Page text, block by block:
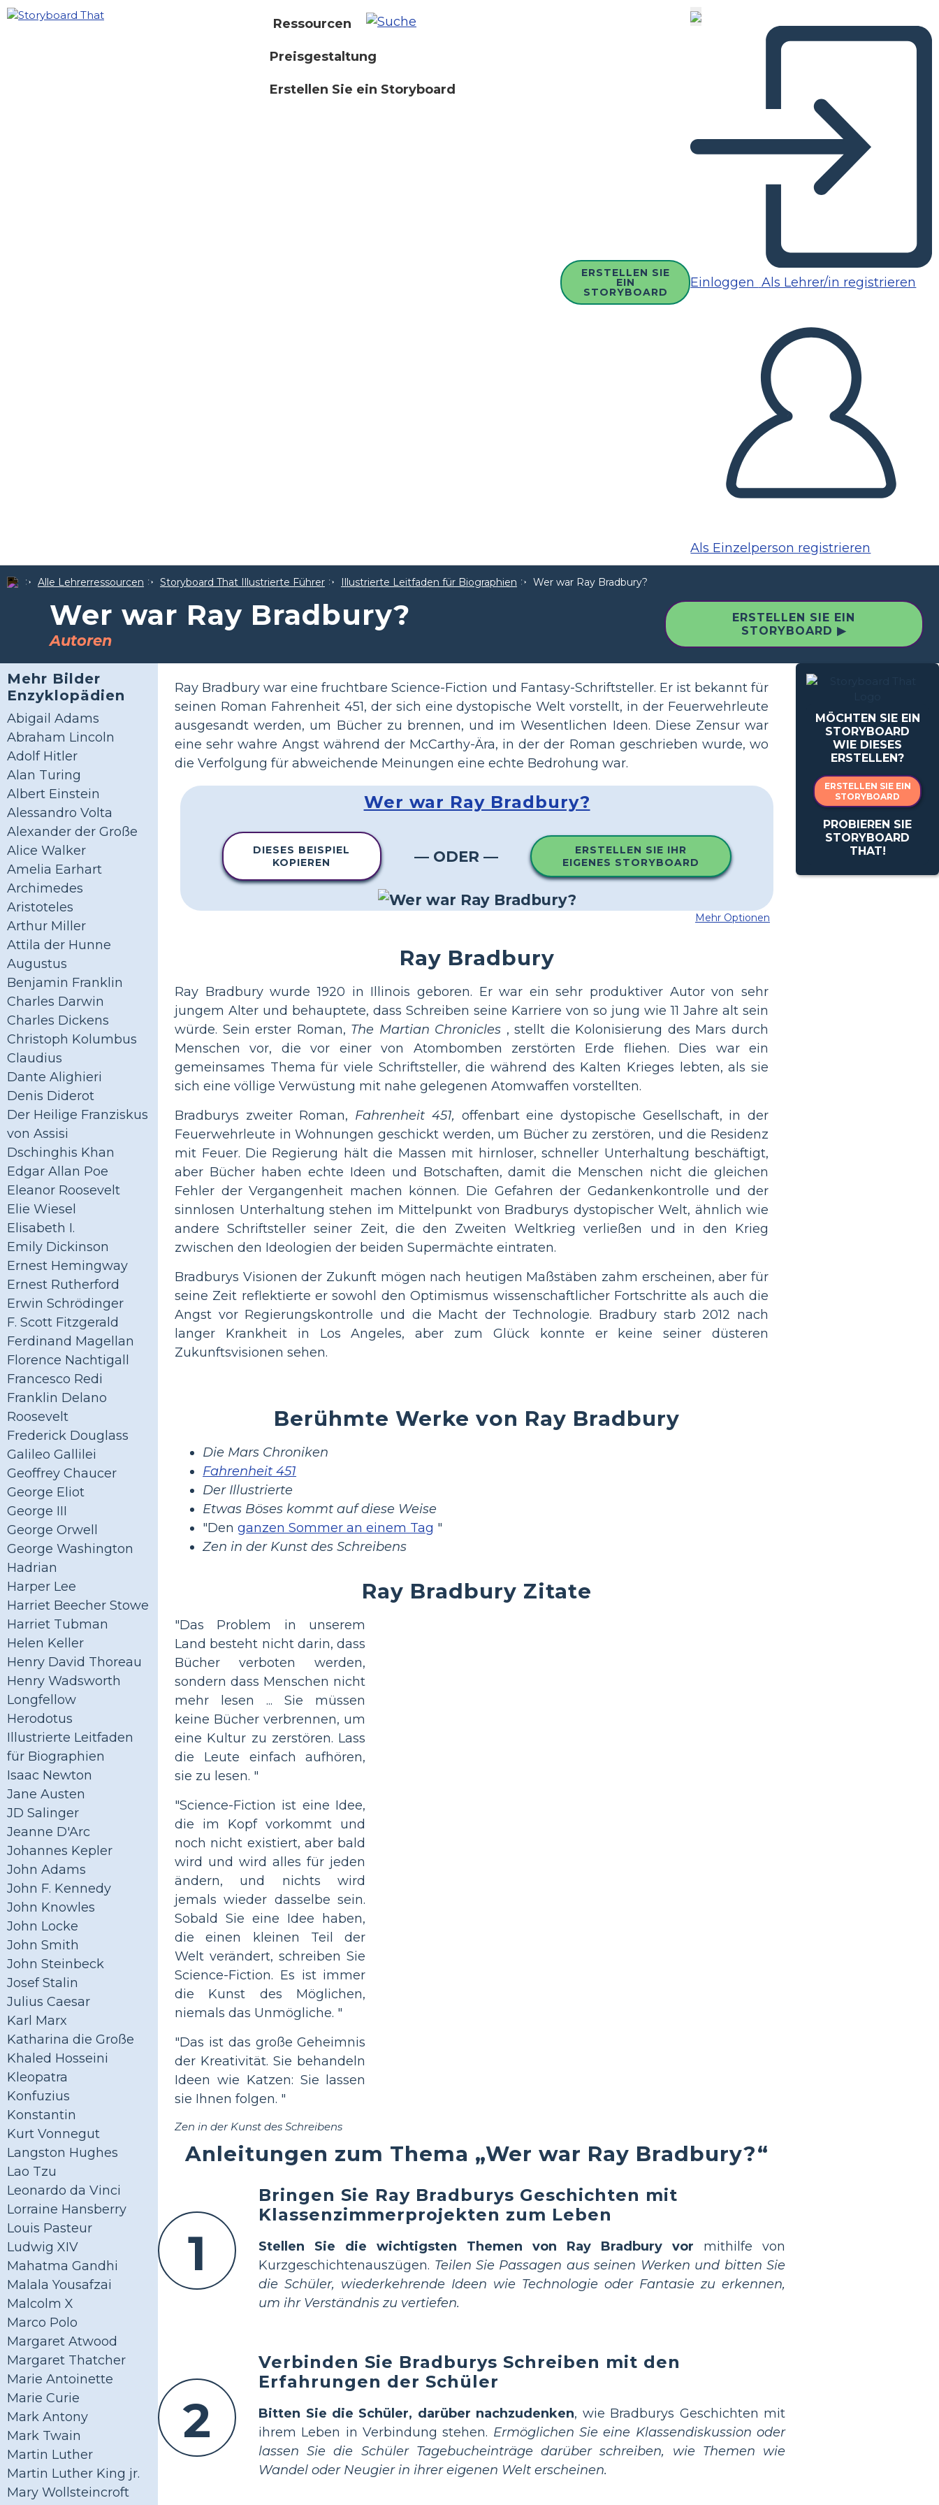
Ressourcen
Preisgestaltung
Erstellen Sie ein Storyboard
ERSTELLEN SIE
EIN
STORYBOARD
Einloggen Als Lehrer/in registrieren
Als Einzelperson registrieren
Alle Lehrerressourcen Storyboard That Illustrierte Führer Illustrierte Leitfaden für Biographien Wer war Ray Bradbury?
Wer war Ray Bradbury?
Autoren
ERSTELLEN SIE EIN
STORYBOARD ▶
Mehr Bilder
Enzyklopädien
Abigail Adams
Abraham Lincoln
Adolf Hitler
Alan Turing
Albert Einstein
Alessandro Volta
Alexander der Große
Alice Walker
Amelia Earhart
Archimedes
Aristoteles
Arthur Miller
Attila der Hunne
Augustus
Benjamin Franklin
Charles Darwin
Charles Dickens
Christoph Kolumbus
Claudius
Dante Alighieri
Denis Diderot
Der Heilige Franziskus
von Assisi
Dschinghis Khan
Edgar Allan Poe
Eleanor Roosevelt
Elie Wiesel
Elisabeth I.
Emily Dickinson
Ernest Hemingway
Ernest Rutherford
Erwin Schrödinger
F. Scott Fitzgerald
Ferdinand Magellan
Florence Nachtigall
Francesco Redi
Franklin Delano
Roosevelt
Frederick Douglass
Galileo Gallilei
Geoffrey Chaucer
George Eliot
George III
George Orwell
George Washington
Hadrian
Harper Lee
Harriet Beecher Stowe
Harriet Tubman
Helen Keller
Henry David Thoreau
Henry Wadsworth
Longfellow
Herodotus
Illustrierte Leitfaden
für Biographien
Isaac Newton
Jane Austen
JD Salinger
Jeanne D'Arc
Johannes Kepler
John Adams
John F. Kennedy
John Knowles
John Locke
John Smith
John Steinbeck
Josef Stalin
Julius Caesar
Karl Marx
Katharina die Große
Khaled Hosseini
Kleopatra
Konfuzius
Konstantin
Kurt Vonnegut
Langston Hughes
Lao Tzu
Leonardo da Vinci
Lorraine Hansberry
Louis Pasteur
Ludwig XIV
Mahatma Gandhi
Malala Yousafzai
Malcolm X
Marco Polo
Margaret Atwood
Margaret Thatcher
Marie Antoinette
Marie Curie
Mark Antony
Mark Twain
Martin Luther
Martin Luther King jr.
Mary Wollsteincroft
MÖCHTEN SIE EIN
STORYBOARD
WIE DIESES
ERSTELLEN?
ERSTELLEN SIE EIN
STORYBOARD
PROBIEREN SIE
STORYBOARD
THAT!
Ray Bradbury war eine fruchtbare Science-Fiction und Fantasy-Schriftsteller. Er ist bekannt für
seinen Roman Fahrenheit 451, der sich eine dystopische Welt vorstellt, in der Feuerwehrleute
ausgesandt werden, um Bücher zu brennen, und im Wesentlichen Ideen. Diese Zensur war
eine sehr wahre Angst während der McCarthy-Ära, in der der Roman geschrieben wurde, wo
die Verfolgung für abweichende Meinungen eine echte Bedrohung war.
Wer war Ray Bradbury?
DIESES BEISPIEL
KOPIEREN
— ODER —
ERSTELLEN SIE IHR
EIGENES STORYBOARD
Mehr Optionen
Ray Bradbury
Ray Bradbury wurde 1920 in Illinois geboren. Er war ein sehr produktiver Autor von sehr
jungem Alter und behauptete, dass Schreiben seine Karriere von so jung wie 11 Jahre alt sein
würde. Sein erster Roman, The Martian Chronicles , stellt die Kolonisierung des Mars durch
Menschen vor, die vor einer von Atombomben zerstörten Erde fliehen. Dies war ein
gemeinsames Thema für viele Schriftsteller, die während des Kalten Krieges lebten, als sie
sich eine völlige Verwüstung mit nahe gelegenen Atomwaffen vorstellten.
Bradburys zweiter Roman, Fahrenheit 451, offenbart eine dystopische Gesellschaft, in der
Feuerwehrleute in Wohnungen geschickt werden, um Bücher zu zerstören, und die Residenz
mit Feuer. Die Regierung hält die Massen mit hirnloser, schneller Unterhaltung beschäftigt,
aber Bücher haben echte Ideen und Botschaften, damit die Menschen nicht die gleichen
Fehler der Vergangenheit machen können. Die Gefahren der Gedankenkontrolle und der
sinnlosen Unterhaltung stehen im Mittelpunkt von Bradburys dystopischer Welt, ähnlich wie
andere Schriftsteller seiner Zeit, die den Zweiten Weltkrieg verließen und in den Krieg
zwischen den Ideologien der beiden Supermächte eintraten.
Bradburys Visionen der Zukunft mögen nach heutigen Maßstäben zahm erscheinen, aber für
seine Zeit reflektierte er sowohl den Optimismus wissenschaftlicher Fortschritte als auch die
Angst vor Regierungskontrolle und die Macht der Technologie. Bradbury starb 2012 nach
langer Krankheit in Los Angeles, aber zum Glück konnte er keine seiner düsteren
Zukunftsvisionen sehen.
Berühmte Werke von Ray Bradbury
Die Mars Chroniken
Fahrenheit 451
Der Illustrierte
Etwas Böses kommt auf diese Weise
"Denganzen Sommer an einem Tag "
Zen in der Kunst des Schreibens
Ray Bradbury Zitate
"Das Problem in unserem
Land besteht nicht darin, dass
Bücher verboten werden,
sondern dass Menschen nicht
mehr lesen ... Sie müssen
keine Bücher verbrennen, um
eine Kultur zu zerstören. Lass
die Leute einfach aufhören,
sie zu lesen. "
"Science-Fiction ist eine Idee,
die im Kopf vorkommt und
noch nicht existiert, aber bald
wird und wird alles für jeden
ändern, und nichts wird
jemals wieder dasselbe sein.
Sobald Sie eine Idee haben,
die einen kleinen Teil der
Welt verändert, schreiben Sie
Science-Fiction. Es ist immer
die Kunst des Möglichen,
niemals das Unmögliche. "
"Das ist das große Geheimnis
der Kreativität. Sie behandeln
Ideen wie Katzen: Sie lassen
sie Ihnen folgen. "
Zen in der Kunst des Schreibens
Anleitungen zum Thema „Wer war Ray Bradbury?“
1
Bringen Sie Ray Bradburys Geschichten mit
Klassenzimmerprojekten zum Leben
Stellen Sie die wichtigsten Themen von Ray Bradbury vor mithilfe von
Kurzgeschichtenauszügen. Teilen Sie Passagen aus seinen Werken und bitten Sie
die Schüler, wiederkehrende Ideen wie Technologie oder Fantasie zu erkennen,
um ihr Verständnis zu vertiefen.
2
Verbinden Sie Bradburys Schreiben mit den
Erfahrungen der Schüler
Bitten Sie die Schüler, darüber nachzudenken, wie Bradburys Geschichten mit
ihrem Leben in Verbindung stehen. Ermöglichen Sie eine Klassendiskussion oder
lassen Sie die Schüler Tagebucheinträge darüber schreiben, wie Themen wie
Wandel oder Neugier in ihrer eigenen Welt erscheinen.